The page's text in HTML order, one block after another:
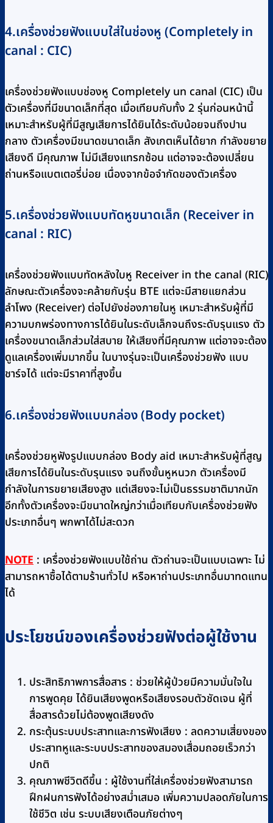
4.เครื่องช่วยฟังแบบใส่ในช่องหู (Completely in
canal : CIC)
เครื่องช่วยฟังแบบช่องหู Completely un canal (CIC) เป็น
ตัวเครื่องที่มีขนาดเล็กที่สุด เมื่อเทียบกับทั้ง 2 รุ่นก่อนหน้านี้
เหมาะสำหรับผู้ที่มีสูญเสียการได้ยินได้ระดับน้อยจนถึงปาน
กลาง ตัวเครื่องมีขนาดขนาดเล็ก สังเกตเห็นได้ยาก กำลังขยาย
เสียงดี มีคุณภาพ ไม่มีเสียงแทรกซ้อน แต่อาจจะต้องเปลี่ยน
ถ่านหรือแบตเตอรี่บ่อย เนื่องจากข้อจำกัดของตัวเครื่อง
5.เครื่องช่วยฟังแบบทัดหูขนาดเล็ก (Receiver in
canal : RIC)
เครื่องช่วยฟังแบบทัดหลังใบหู Receiver in the canal (RIC)
ลักษณะตัวเครื่องจะคล้ายกับรุ่น BTE แต่จะมีสายแยกส่วน
ลำโพง (Receiver) ต่อไปยังช่องภายในหู เหมาะสำหรับผู้ที่มี
ความบกพร่องทางการได้ยินในระดับเล็กจนถึงระดับรุนแรง ตัว
เครื่องขนาดเล็กส่วมใส่สบาย ให้เสียงที่มีคุณภาพ แต่อาจจะต้อง
ดูแลเครื่องเพิ่มมากขึ้น ในบางรุ่นจะเป็นเครื่องช่วยฟัง แบบ
ชาร์จได้ แต่จะมีราคาที่สูงขึ้น
6.เครื่องช่วยฟังแบบกล่อง (Body pocket)
เครื่องช่วยหูฟังรูปแบบกล่อง Body aid เหมาะสำหรับผู้ที่สูญ
เสียการได้ยินในระดับรุนแรง จนถึงขั้นหูหนวก ตัวเครื่องมี
กำลังในการขยายเสียงสูง แต่เสียงจะไม่เป็นธรรมชาติมากนัก
อีกทั้งตัวเครื่องจะมีขนาดใหญ่กว่าเมื่อเทียบกับเครื่องช่วยฟัง
ประเภทอื่นๆ พกพาได้ไม่สะดวก
NOTE : เครื่องช่วยฟังแบบใช้ถ่าน ตัวถ่านจะเป็นแบบเฉพาะ ไม่
สามารถหาซื้อได้ตามร้านทั่วไป หรือหาถ่านประเภทอื่นมาทดแทน
ได้
ประโยชน์ของเครื่องช่วยฟังต่อผู้ใช้งาน
ประสิทธิภาพการสื่อสาร : ช่วยให้ผู้ป่วยมีความมั่นใจใน
การพูดคุย ได้ยินเสียงพูดหรือเสียงรอบตัวชัดเจน ผู้ที่
สื่อสารด้วยไม่ต้องพูดเสียงดัง
กระตุ้นระบบประสาทและการฟังเสียง : ลดความเสี่ยงของ
ประสาทหูและระบบประสาทของสมองเสื่อมถอยเร็วกว่า
ปกติ
คุณภาพชีวิตดีขึ้น : ผู้ใช้งานที่ใส่เครื่องช่วยฟังสามารถ
ฝึกฝนการฟังได้อย่างสม่ำเสมอ เพิ่มความปลอดภัยในการ
ใช้ชีวิต เช่น ระบบเสียงเตือนภัยต่างๆ